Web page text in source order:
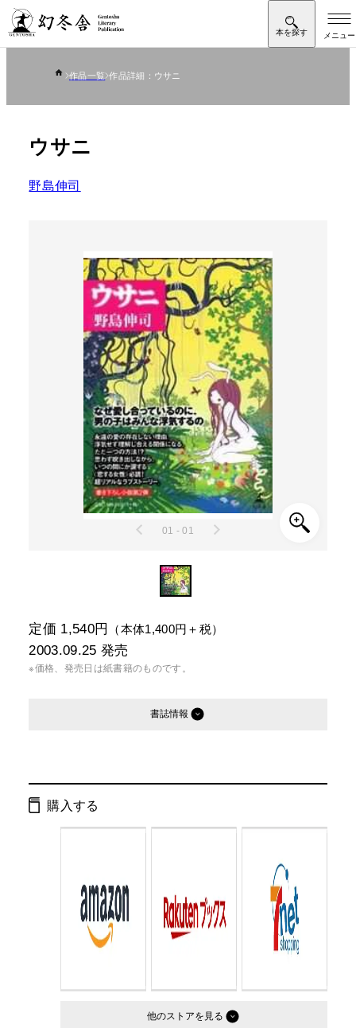
作品一覧 作品詳細：ウサニ
ウサニ
野島伸司
01 - 01
定価 1,540円 （本体1,400円＋税）
2003.09.25 発売
※価格、発売日は紙書籍のものです。
書誌情報
ISBN： 9784344003941
判型：
購入する
他のストア